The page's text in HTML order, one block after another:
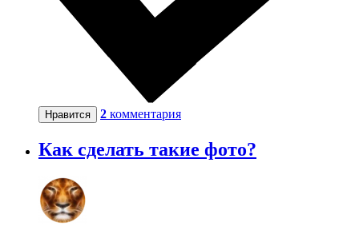
Нравится 2 комментария
Как сделать такие фото?